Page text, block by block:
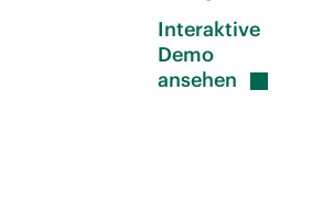
Interaktive
Demo
ansehen